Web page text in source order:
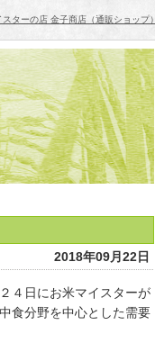
スターの店 金子商店（通販ショップ）
2018年09月22日
４日にお米マイスターが
食分野を中心とした需要